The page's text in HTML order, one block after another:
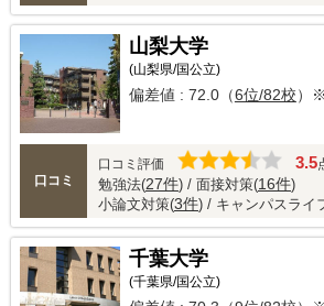
山梨大学
(山梨県/国公立)
偏差値 : 72.0（6位/82校）※
口コミ
口コミ評価 3.5
勉強法(27件) / 面接対策(16件)
小論文対策(3件) / キャンパスライ
千葉大学
(千葉県/国公立)